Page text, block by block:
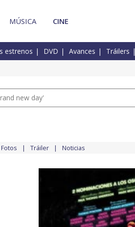
MÚSICA CINE
estrenos DVD Avances Tráilers
new day'
Fotos Tráiler Noticias